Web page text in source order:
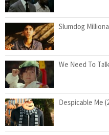
Slumdog
We Need To
Despicable Me